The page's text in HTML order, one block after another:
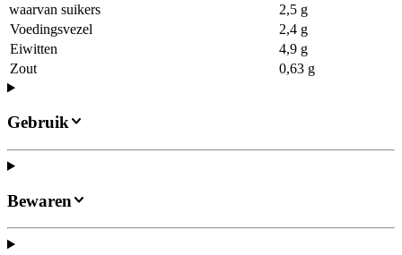
waarvan suikers
2,5 g
Voedingsvezel
2,4 g
Eiwitten
4,9 g
Zout
0,63 g
Gebruik
Bewaren